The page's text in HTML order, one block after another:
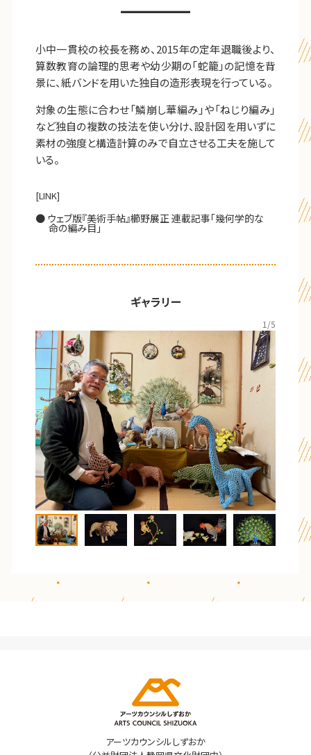
小中一貫校の校長を務め、2015年の定年退職後より、
算数教育の論理的思考や幼少期の「蛇籠」の記憶を背
景に、紙バンドを用いた独自の造形表現を行っている。
対象の生態に合わせ「鱗崩し華編み」や「ねじり編み」
など独自の複数の技法を使い分け、設計図を用いずに
素材の強度と構造計算のみで自立させる工夫を施して
いる。
[LINK]
ウェブ版『美術手帖』櫛野展正 連載記事「幾何学的な
命の編み目」
ギャラリー
1 /5
アーツカウンシルしずおか